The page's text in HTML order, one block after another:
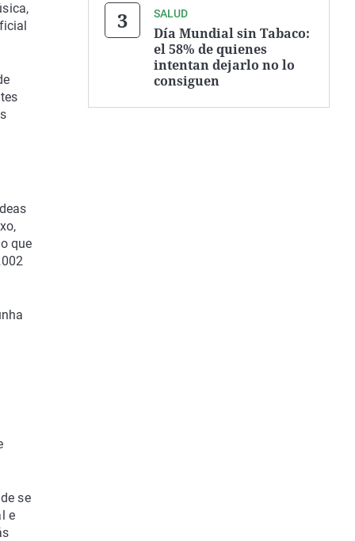
que
se
e
SALUD
Día Mundial sin Tabaco:
el 58% de quienes
intentan dejarlo no lo
consiguen